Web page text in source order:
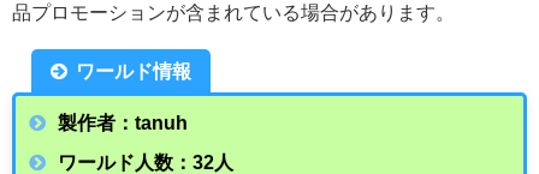
品プロモーションが含まれている場合があります。
ワールド情報
製作者：tanuh
ワールド人数：32人